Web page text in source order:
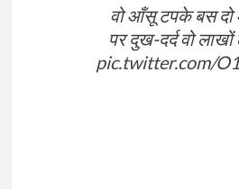
वो आँसू टपके बस
पर दुख-दर्द वो
pic.twitter.com/